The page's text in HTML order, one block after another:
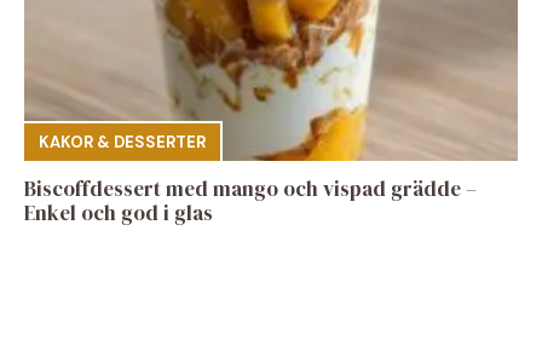
KAKOR & DESSERTER
Biscoffdessert med mango och vispad grädde –
Enkel och god i glas